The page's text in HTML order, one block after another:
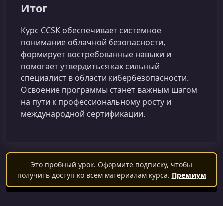
Итог
Курс CCSK обеспечивает системное
понимание облачной безопасности,
формирует востребованные навыки и
помогает утвердиться как сильный
специалист в области кибербезопасности.
Освоение программы станет важным шагом
на пути к профессиональному росту и
международной сертификации.
Это пробный урок. Оформите подписку, чтобы
получить доступ ко всем материалам курса. Премиум